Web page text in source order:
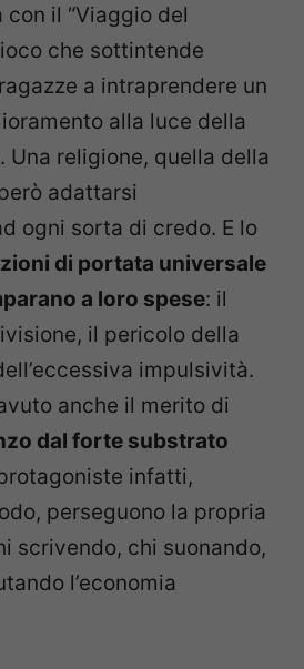
il “Viaggio del
che sottintende
a intraprendere un
alla luce della
Una religione, quella della
adattarsi
ogni sorta di credo. E lo
di portata universale
a loro spese: il
il pericolo della
impulsività.
anche il merito di
dal forte substrato
infatti,
perseguono la propria
scrivendo, chi suonando,
l’economia